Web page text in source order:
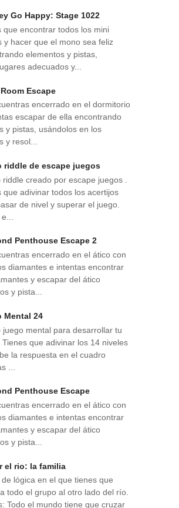
Go Happy: Stage 1022
que encontrar todos los mini
y hacer que el mono sea feliz
elementos y pistas,
adecuados y...
Escape
encerrado en el dormitorio
escapar de ella encontrando
y pistas, usándolos en los
y resol...
riddle de escape juegos
riddle creado por escape juegos .
que adivinar todos los acertijos
de nivel y superar el juego.
Penthouse Escape 2
encerrado en el ático con
diamantes e intentas encontrar
y escapar del ático
y pista...
Mental 24
juego mental para desarrollar tu
Tienes que adivinar los 14 niveles
la respuesta en el cuadro
...
Penthouse Escape
encerrado en el ático con
diamantes e intentas encontrar
y escapar del ático
y pista...
el rio: la familia
lógica en el que tienes que
todo el grupo al otro lado del río.
Todo el mundo tiene que cruzar